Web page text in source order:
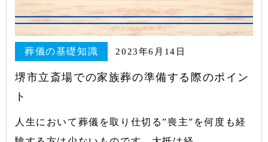
葬儀の基礎知識 2023年6月14日
堺市立斎場での家族葬の準備する際のポイン
ト
人生において葬儀を取り仕切る”喪主”を何度も経